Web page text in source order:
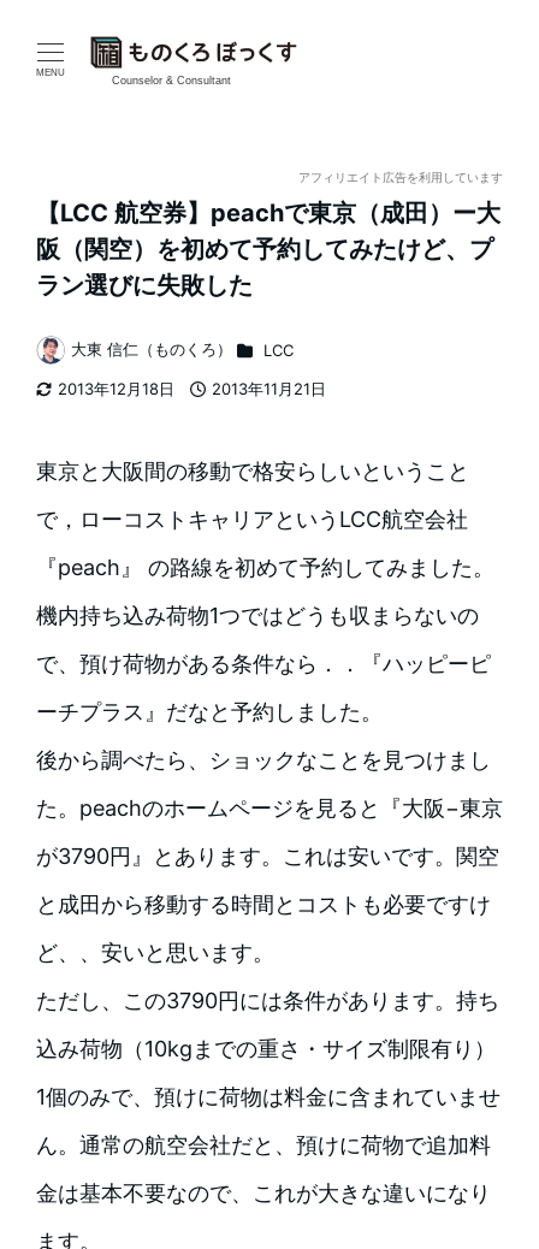
MENU
Counselor & Consultant
アフィリエイト広告を利用しています
【LCC 航空券】peachで東京（成田）ー大
阪（関空）を初めて予約してみたけど、プ
ラン選びに失敗した
2013年12月18日
2013年11月21日
著
者
大東 信仁（ものくろ） カテゴリー
LCC
東京と大阪間の移動で格安らしいということ
で，ローコストキャリアというLCC航空会社
『peach』 の路線を初めて予約してみました。
機内持ち込み荷物1つではどうも収まらないの
で、預け荷物がある条件なら．．『ハッピーピ
ーチプラス』だなと予約しました。
後から調べたら、ショックなことを見つけまし
た。 peachのホームページを見ると『大阪−東京
が3790円』とあります。これは安いです。関空
と成田から移動する時間とコストも必要ですけ
ど、、安いと思います。
ただし、この3790円には条件があります。持ち
込み荷物（10kgまでの重さ・サイズ制限有り）
1個のみで、預けに荷物は料金に含まれていませ
ん。通常の航空会社だと、預けに荷物で追加料
金は基本不要なので、これが大きな違いになり
ます。